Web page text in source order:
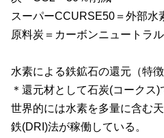
スーパーCCURSE50＝外部水
原料炭＝カーボンニュートラル
水素による鉄鉱石の還元（特
＊還元材として石炭(コークス)
世界的には水素を多量に含む
鉄(DRI)法が稼働している。